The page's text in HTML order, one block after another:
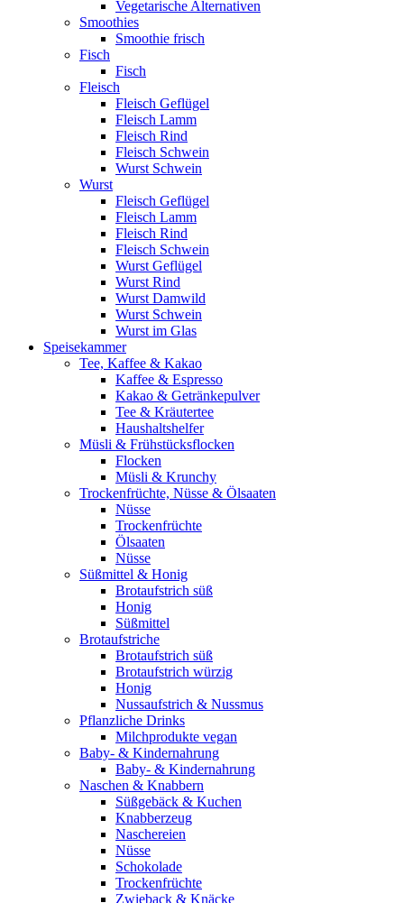
Vegetarische Alternativen
Smoothies
Smoothie frisch
Fisch
Fisch
Fleisch
Fleisch Geflügel
Fleisch Lamm
Fleisch Rind
Fleisch Schwein
Wurst Schwein
Wurst
Fleisch Geflügel
Fleisch Lamm
Fleisch Rind
Fleisch Schwein
Wurst Geflügel
Wurst Rind
Wurst Damwild
Wurst Schwein
Wurst im Glas
Speisekammer
Tee, Kaffee & Kakao
Kaffee & Espresso
Kakao & Getränkepulver
Tee & Kräutertee
Haushaltshelfer
Müsli & Frühstücksflocken
Flocken
Müsli & Krunchy
Trockenfrüchte, Nüsse & Ölsaaten
Nüsse
Trockenfrüchte
Ölsaaten
Nüsse
Süßmittel & Honig
Brotaufstrich süß
Honig
Süßmittel
Brotaufstriche
Brotaufstrich süß
Brotaufstrich würzig
Honig
Nussaufstrich & Nussmus
Pflanzliche Drinks
Milchprodukte vegan
Baby- & Kindernahrung
Baby- & Kindernahrung
Naschen & Knabbern
Süßgebäck & Kuchen
Knabberzeug
Naschereien
Nüsse
Schokolade
Trockenfrüchte
Zwieback & Knäcke